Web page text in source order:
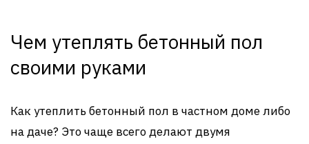
Чем утеплять бетонный пол
своими руками
Как утеплить бетонный пол в частном доме либо
на даче? Это чаще всего делают двумя